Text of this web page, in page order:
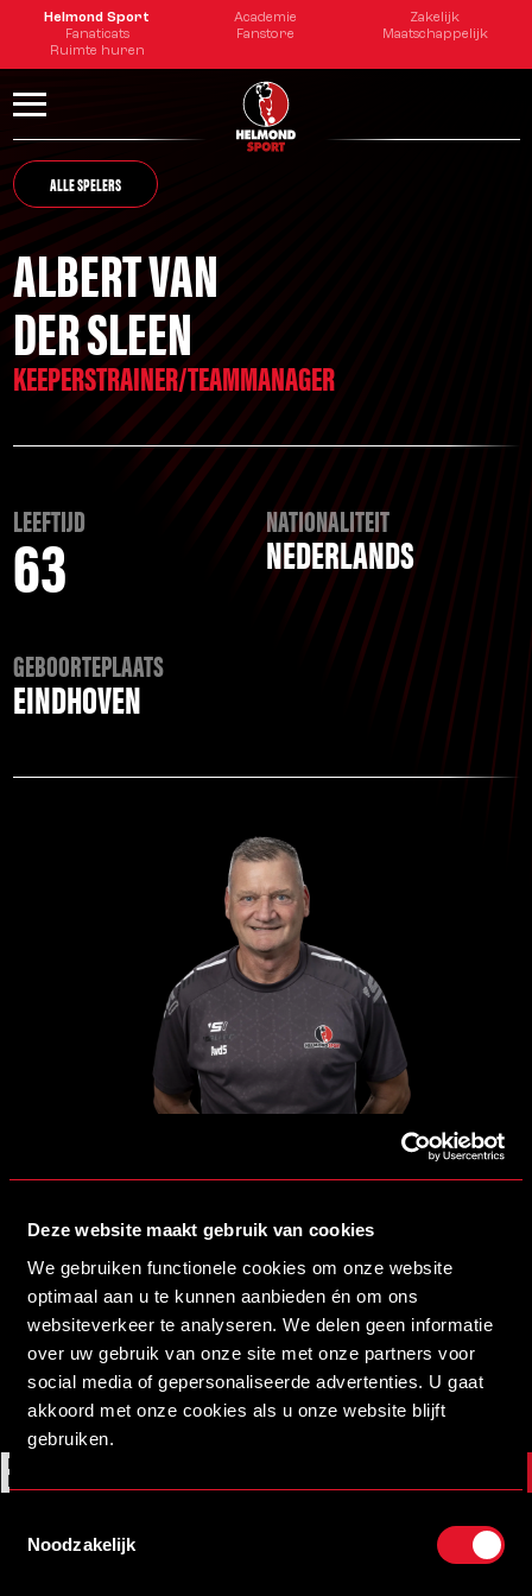
Deze website maakt gebruik van cookies
We gebruiken functionele cookies om onze website
optimaal aan u te kunnen aanbieden én om ons
websiteverkeer te analyseren. We delen geen informatie
over uw gebruik van onze site met onze partners voor
social media of gepersonaliseerde advertenties. U gaat
akkoord met onze cookies als u onze website blijft
gebruiken.
Noodzakelijk
Helmond Sport Academie
Zakelijk
Fanaticats
Fanstore
Maatschappelijk
Ruimte huren
ALLE SPELERS
ALBERT VAN
DER SLEEN
KEEPERSTRAINER/TEAMMANAGER
LEEFTIJD
63 NATIONALITEIT
NEDERLANDS
GEBOORTEPLAATS
EINDHOVEN